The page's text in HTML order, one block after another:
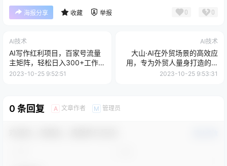
海报分享 收藏 举报 0 0
AI技术
AI写作红利项目，百家号流量
主矩阵，轻松日入300+工作室
月入5W【揭秘】
2023-10-25 9:52:51
AI技术
大山·AI在外贸场景的高效应
用，专为外贸人量身打造的AI
课程，从入门到进阶
2023-10-25 9:53:31
0 条回复 A 文章作者 M 管理员